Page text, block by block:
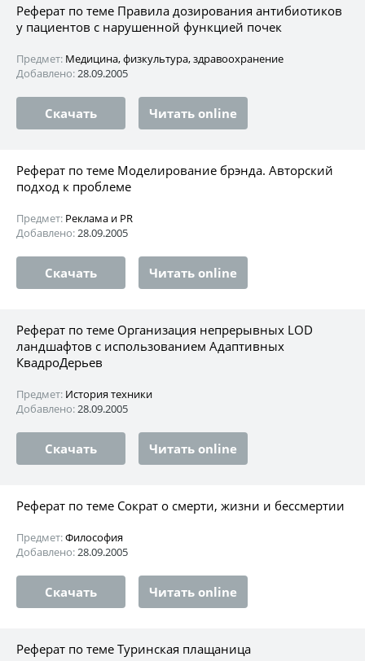
Реферат по теме Правила дозирования антибиотиков
у пациентов с нарушенной функцией почек
Предмет: Медицина, физкультура, здравоохранение
Добавлено:28.09.2005
Скачать Читать online
Реферат по теме Моделирование брэнда. Авторский
подход к проблеме
Предмет: Реклама и PR
Добавлено:28.09.2005
Скачать Читать online
Реферат по теме Организация непрерывных LOD
ландшафтов с использованием Адаптивных
КвадроДерьев
Предмет: История техники
Добавлено:28.09.2005
Скачать Читать online
Реферат по теме Сократ о смерти, жизни и бессмертии
Предмет:Философия
Добавлено:28.09.2005
Скачать Читать online
Реферат по теме Туринская плащаница